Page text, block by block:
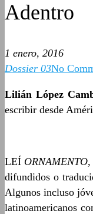
Adentro
1 enero, 2016
Dossier 03No
Lilián López
escribir desde
LEÍ ORNAMENTO,
difundidos o
Algunos incluso
latinoamericanos